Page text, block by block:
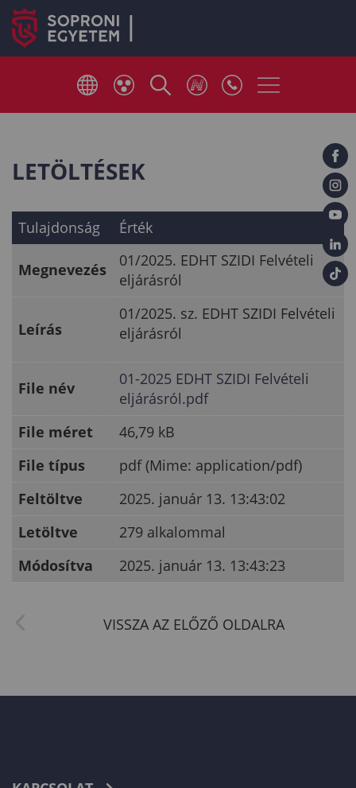
LETÖLTÉSEK
Tulajdonság Érték
Megnevezés
01/2025. EDHT SZIDI Felvételi
eljárásról
Leírás
01/2025. sz. EDHT SZIDI Felvételi
eljárásról
File név
01-2025 EDHT SZIDI Felvételi
eljárásról.pdf
File méret
46,79 kB
File típus
pdf (Mime: application/pdf)
Feltöltve
2025. január 13. 13:43:02
Letöltve
279 alkalommal
Módosítva
2025. január 13. 13:43:23